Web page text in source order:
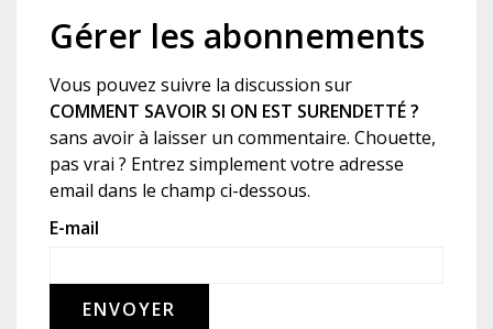
Gérer les abonnements
Vous pouvez suivre la discussion sur
COMMENT SAVOIR SI ON EST SURENDETTÉ ?
sans avoir à laisser un commentaire. Chouette,
pas vrai ? Entrez simplement votre adresse
email dans le champ ci-dessous.
E-mail